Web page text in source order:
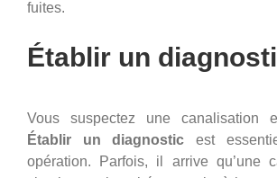
fuites.
Établir un
Vous suspectez une canalisation
Établir un diagnostic est
opération. Parfois, il arrive qu’une